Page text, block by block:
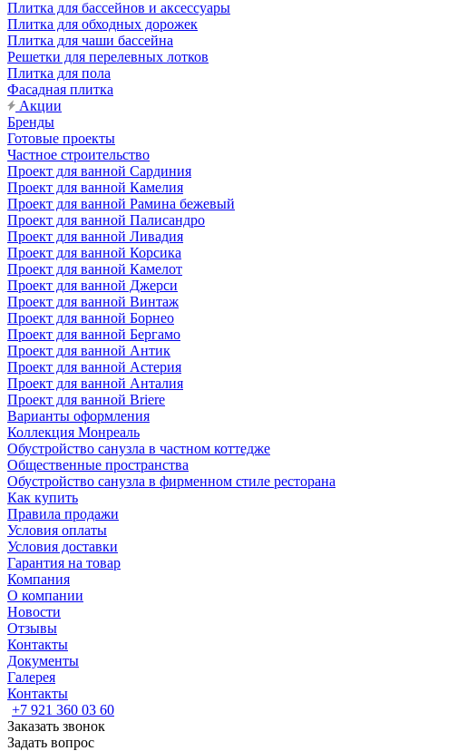
Плитка для бассейнов и аксессуары
Плитка для обходных дорожек
Плитка для чаши бассейна
Решетки для перелевных лотков
Плитка для пола
Фасадная плитка
Акции
Бренды
Готовые проекты
Частное строительство
Проект для ванной Сардиния
Проект для ванной Камелия
Проект для ванной Рамина бежевый
Проект для ванной Палисандро
Проект для ванной Ливадия
Проект для ванной Корсика
Проект для ванной Камелот
Проект для ванной Джерси
Проект для ванной Винтаж
Проект для ванной Борнео
Проект для ванной Бергамо
Проект для ванной Антик
Проект для ванной Астерия
Проект для ванной Анталия
Проект для ванной Briere
Варианты оформления
Коллекция Монреаль
Обустройство санузла в частном коттедже
Общественные пространства
Обустройство санузла в фирменном стиле ресторана
Как купить
Правила продажи
Условия оплаты
Условия доставки
Гарантия на товар
Компания
О компании
Новости
Отзывы
Контакты
Документы
Галерея
Контакты
+7 921 360 03 60
Заказать звонок
Задать вопрос